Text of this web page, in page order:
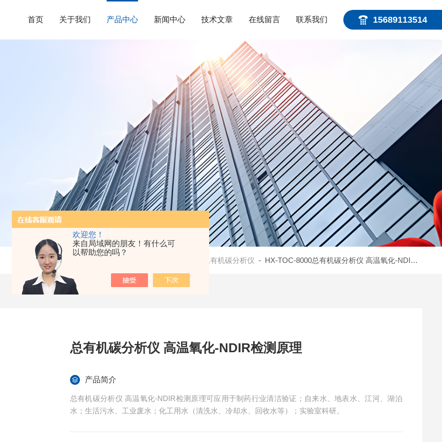
欢迎您！
来自局域网的朋友！有什么可
以帮助您的吗？
15689113514
首页 关于我们 产品中心 新闻中心 技术文章 在线留言 联系我们
当前位置： TOC总有机碳分析仪 - HX-TOC-8000总有机碳分析仪 高温氧化-NDIR检测原理
总有机碳分析仪 高温氧化-NDIR检测原理
产品简介
总有机碳分析仪 高温氧化-NDIR检测原理可应用于制药行业清洁验证；自来水、地表水、江河、湖泊
水；生活污水、工业废水；化工用水（清洗水、冷却水、回收水等）；实验室科研。